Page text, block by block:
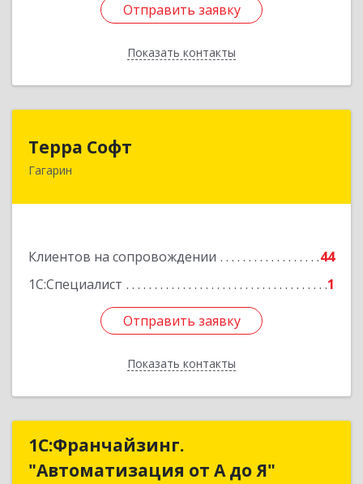
Отправить заявку
Показать контакты
Отправить заявку
Назад
Терра Софт
Гагарин
Клиентов на сопровождении
44
1С:Специалист
1
Отправить заявку
Показать контакты
215010, Смоленская обл, Гагарин г, Ленина ул,
Отправить заявку
Назад
1С:Франчайзинг.
"Автоматизация от А до Я"
1С:Франчайзинг.
"Автоматизация от А до Я"